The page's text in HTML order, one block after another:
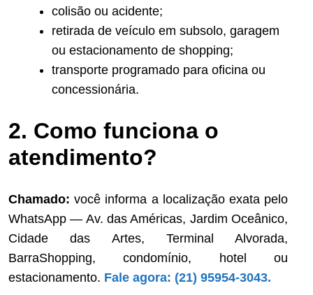
colisão ou acidente;
retirada de veículo em subsolo, garagem
ou estacionamento de shopping;
transporte programado para oficina ou
concessionária.
2. Como funciona o
atendimento?
Chamado: você informa a localização exata pelo
WhatsApp — Av. das Américas, Jardim Oceânico,
Cidade das Artes, Terminal Alvorada,
BarraShopping, condomínio, hotel ou
estacionamento. Fale agora: (21) 95954-3043.